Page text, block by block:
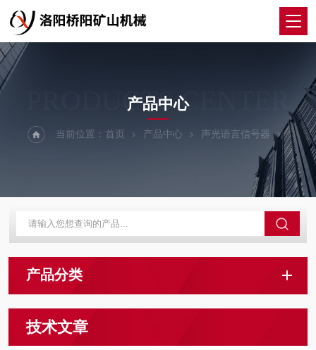
PRODUCTS CENTER
产品中心
当前位置： 首页 产品中心 声光语言信号器
产品分类
技术文章